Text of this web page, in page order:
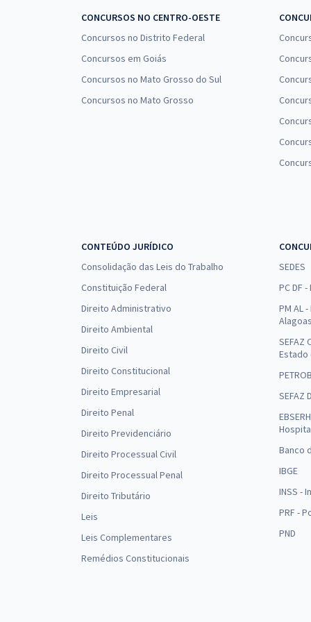
Professor: Claiton Natal
Gramática para Concursos (Banca FGV) - Professor:
ALECE - Assembleia Legislativa do Estado do Ceará
CONCURSOS NO CENTRO-OESTE
Concursos no Distrito Federal
Concursos em Goiás
Concursos no Mato Grosso do Sul
Concursos no Mato Grosso
CONTEÚDO JURÍDICO
Consolidação das Leis do Trabalho
Constituição Federal
Direito Administrativo
Direito Ambiental
Direito Civil
Direito Constitucional
Direito Empresarial
Direito Penal
Direito Previdenciário
Direito Processual Civil
Direito Processual Penal
Direito Tributário
Leis
Leis Complementares
Remédios Constitucionais
SEDES
PC DF -
PM AL
Alagoas
SEFAZ
Estado
SEFAZ
Banco
IBGE
INSS -
PRF -
PND